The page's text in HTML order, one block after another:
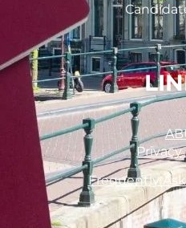
Privacy
Frequently